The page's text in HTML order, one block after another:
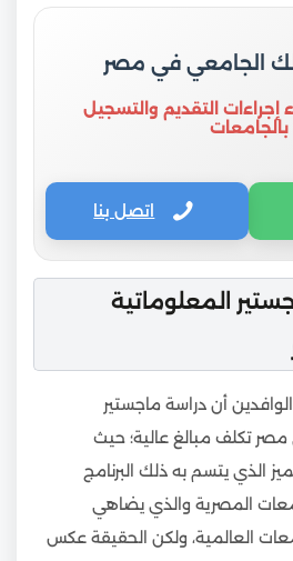
الجامعي في مصر
إجراءات التقديم والتسجيل
بالجامعات
اتصل بنا
المعلوماتية
أن دراسة ماجستير
مصر تكلف مبالغ عالية؛ حيث
الذي يتسم به ذلك البرنامج
المصرية والذي يضاهي
العالمية، ولكن الحقيقة عكس